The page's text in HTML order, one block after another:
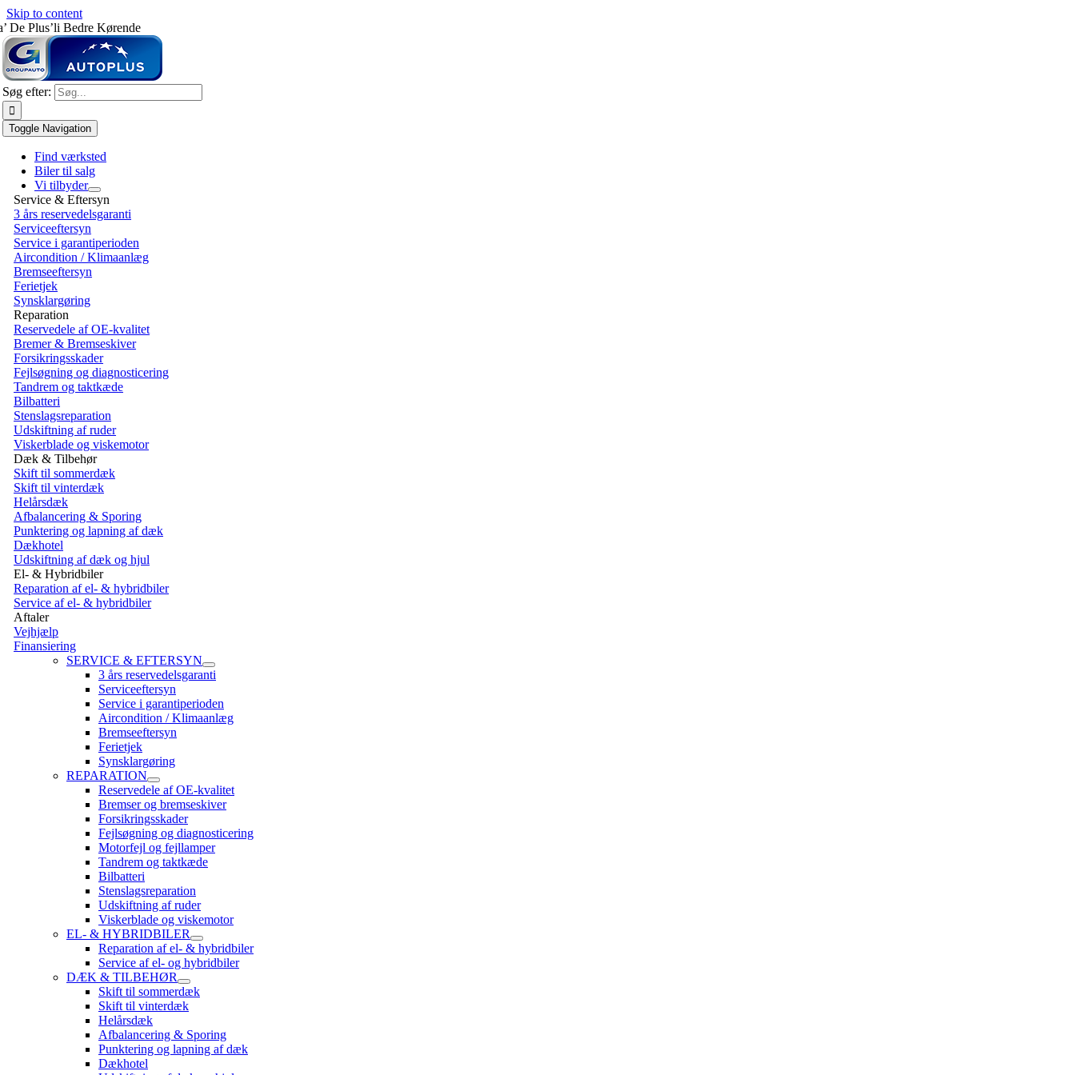
Skip to content
De Plus’li Bedre Kørende
Søg efter:
Toggle Navigation
Find værksted
Biler til salg
Vi tilbyder
Service & Eftersyn
3 års reservedelsgaranti
Serviceeftersyn
Service i garantiperioden
Aircondition / Klimaanlæg
Bremseeftersyn
Ferietjek
Synsklargøring
Reparation
Reservedele af OE-kvalitet
Bremer & Bremseskiver
Forsikringsskader
Fejlsøgning og diagnosticering
Tandrem og taktkæde
Bilbatteri
Stenslagsreparation
Udskiftning af ruder
Viskerblade og viskemotor
Dæk & Tilbehør
Skift til sommerdæk
Skift til vinterdæk
Helårsdæk
Afbalancering & Sporing
Punktering og lapning af dæk
Dækhotel
Udskiftning af dæk og hjul
El- & Hybridbiler
Reparation af el- & hybridbiler
Service af el- & hybridbiler
Aftaler
Vejhjælp
Finansiering
SERVICE & EFTERSYN
3 års reservedelsgaranti
Serviceeftersyn
Service i garantiperioden
Aircondition / Klimaanlæg
Bremseeftersyn
Ferietjek
Synsklargøring
REPARATION
Reservedele af OE-kvalitet
Bremser og bremseskiver
Forsikringsskader
Fejlsøgning og diagnosticering
Motorfejl og fejllamper
Tandrem og taktkæde
Bilbatteri
Stenslagsreparation
Udskiftning af ruder
Viskerblade og viskemotor
EL- & HYBRIDBILER
Reparation af el- & hybridbiler
Service af el- og hybridbiler
DÆK & TILBEHØR
Skift til sommerdæk
Skift til vinterdæk
Helårsdæk
Afbalancering & Sporing
Punktering og lapning af dæk
Dækhotel